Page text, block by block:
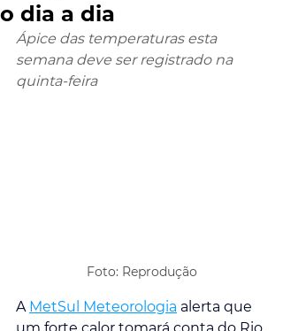
o dia a dia
Ápice das temperaturas esta
semana deve ser registrado na
quinta-feira
Foto: Reprodução
A MetSul Meteorologia alerta que
um forte calor tomará conta do Rio